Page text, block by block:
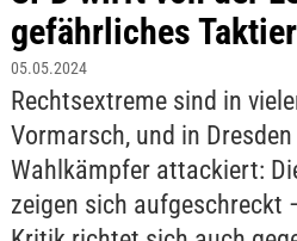
gefährliches
05.05.2024
Rechtsextreme sind in
Vormarsch, und in
Wahlkämpfer attackiert:
zeigen sich aufgeschreckt